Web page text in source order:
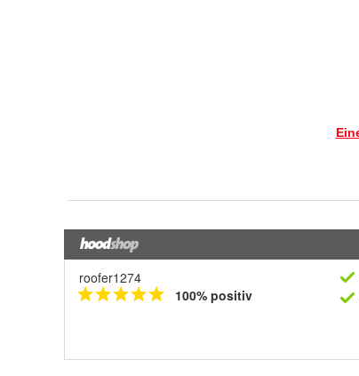
roofer1274
100% positiv